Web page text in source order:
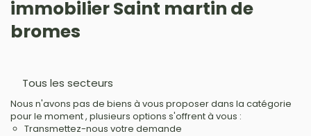
Estimation
immobilier Saint martin de
bromes
Tous les secteurs
Nous n'avons pas de biens à vous proposer dans la catégorie
pour le moment , plusieurs options s'offrent à vous :
Transmettez-nous votre demande